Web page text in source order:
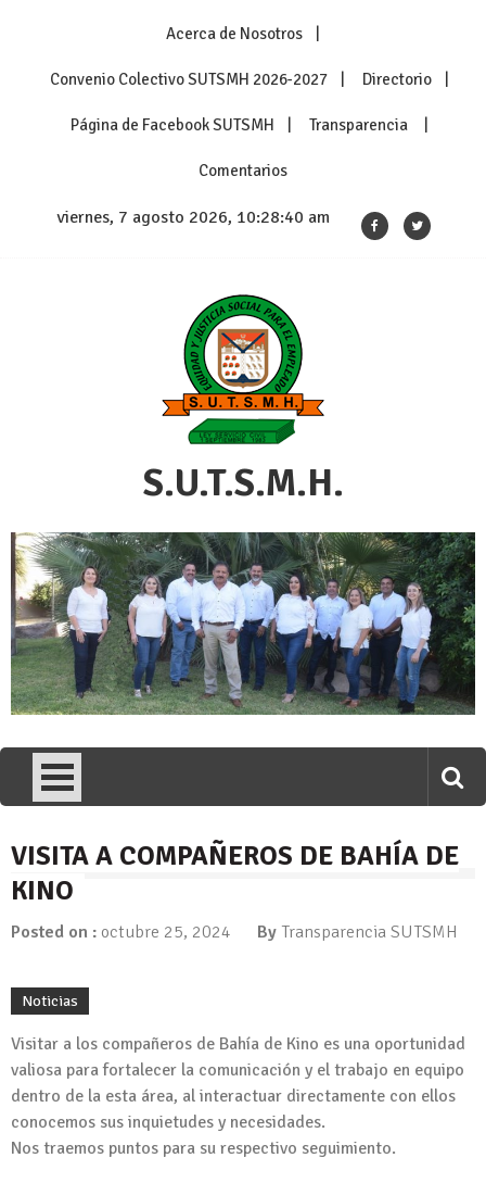
Acerca de Nosotros
Convenio Colectivo SUTSMH 2026-2027 Directorio
Página de Facebook SUTSMH Transparencia
Comentarios
viernes, 7 agosto 2026, 10:28:41 am
S.U.T.S.M.H.
VISITA A COMPAÑEROS DE BAHÍA DE
KINO
Posted on : octubre 25, 2024 By Transparencia SUTSMH
Noticias
Visitar a los compañeros de Bahía de Kino es una oportunidad
valiosa para fortalecer la comunicación y el trabajo en equipo
dentro de la esta área, al interactuar directamente con ellos
conocemos sus inquietudes y necesidades.
Nos traemos puntos para su respectivo seguimiento.